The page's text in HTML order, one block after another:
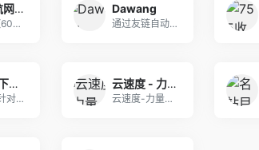
606导航网_常用网址大全_生活服务_让上网更顺溜
606导航 (606dh.cn) 致力于打造最懂
Dawang
通过友链自动发现并收录
下拉词-下拉框关键词软件-下拉框搜索词-微信百度抖音小红书下拉词怎么上
本站主要针对下拉词进行排名优化，通过对关键词的选
云速度 - 力量xyn9.top导航云速度-VPS-云服务-云服务器-免费云服务器-云导航|简单搜索
云速度-力量导航页(云速度)致力于简洁高效云服务